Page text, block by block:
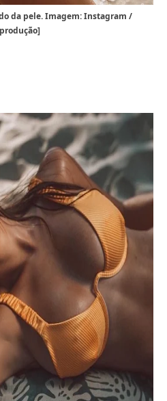
da pele. Imagem: Instagram /